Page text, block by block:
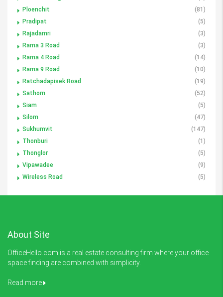
Ploenchit
(81)
Pradipat
(5)
Rajadamri
(3)
Rama 3 Road
(3)
Rama 4 Road
(14)
Rama 9 Road
(10)
Ratchadapisek Road
(19)
Sathorn
(52)
Siam
(5)
Silom
(47)
Sukhumvit
(147)
Thonburi
(1)
Thonglor
(5)
Vipawadee
(9)
Wireless Road
(5)
About Site
OfficeHello.com is a real estate consulting firm where your office
space finding are combined with simplicity.
Read more